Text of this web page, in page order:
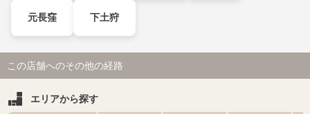
元長窪 下土狩
この店舗へのその他の経路
エリアから探す